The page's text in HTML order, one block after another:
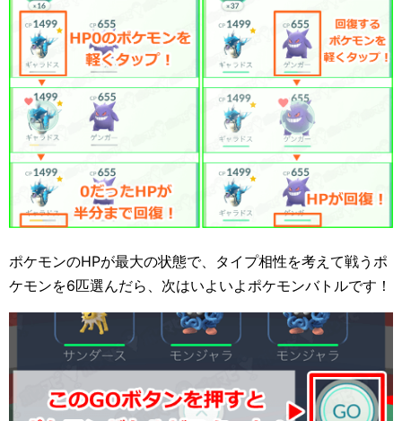
ポケモンのHPが最大の状態で、タイプ相性を考えて戦うポ
ケモンを6匹選んだら、次はいよいよポケモンバトルです！